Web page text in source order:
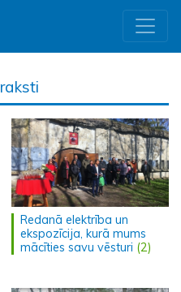
raksti
Redanā elektrība un
ekspozīcija, kurā mums
mācīties savu vēsturi (2)